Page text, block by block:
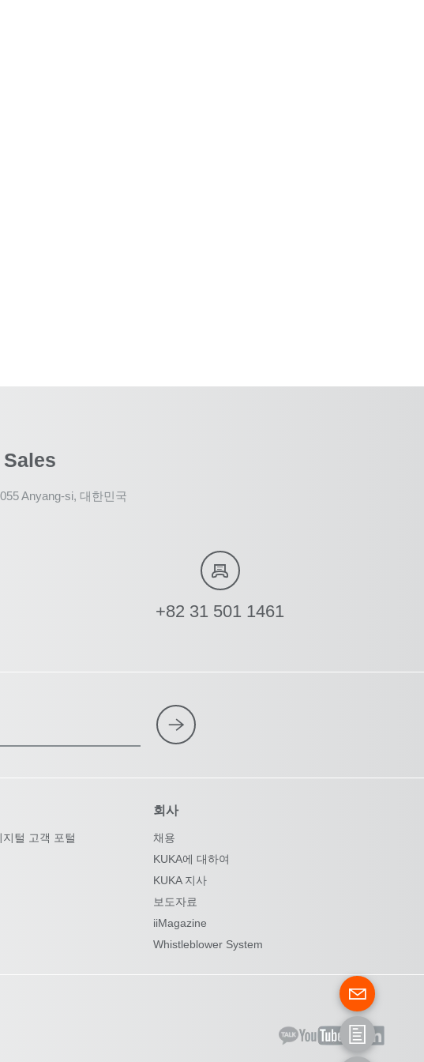
Anyang-si, 대한민국
+82 31 501 1461
털 고객 포털
회사
채용
KUKA에 대하여
KUKA 지사
보도자료
iiMagazine
Whistleblower System